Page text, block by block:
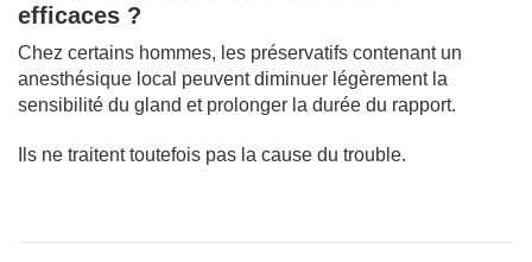
efficaces ?
Chez certains hommes, les préservatifs contenant un
anesthésique local peuvent diminuer légèrement la
sensibilité du gland et prolonger la durée du rapport.
Ils ne traitent toutefois pas la cause du trouble.